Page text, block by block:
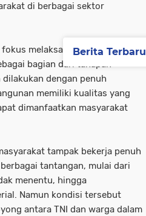
di berbagai sektor
melaksanakan pekerjaan
bagian dari tahapan
dengan penuh
memiliki kualitas yang
dimanfaatkan masyarakat
tampak bekerja penuh
tantangan, mulai dari
menentu, hingga
Namun kondisi tersebut
antara TNI dan warga dalam
Berita Terbaru